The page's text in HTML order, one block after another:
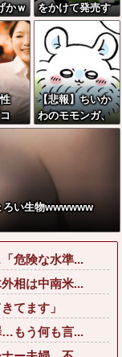
かｗ
ｗ
ｗ
をかけて発売す
るSUVｗｗｗｗ
ｗｗｗ
れ
嬉
→
が
w
【悲報】ちいか
わのモモンガ、
まもなく死ぬ模
ろい生物wwwwww
危険な水準...
相は中南米...
てます」
…もう何も言...